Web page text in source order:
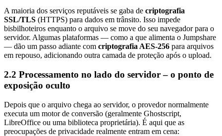
A maioria dos serviços reputáveis se gaba de criptografia
SSL/TLS (HTTPS) para dados em trânsito. Isso impede
bisbilhoteiros enquanto o arquivo se move do seu navegador para o
servidor. Algumas plataformas — como a que alimenta o Jumpshare
— dão um passo adiante com criptografia AES‑256 para arquivos
em repouso, adicionando outra camada de proteção após o upload.
2.2 Processamento no lado do servidor – o ponto de
exposição oculto
Depois que o arquivo chega ao servidor, o provedor normalmente
executa um motor de conversão (geralmente Ghostscript,
LibreOffice ou uma biblioteca proprietária). É aqui que as
preocupações de privacidade realmente entram em cena: